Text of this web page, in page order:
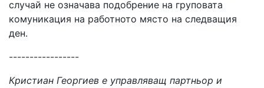
случай не означава подобрение на груповата
комуникация на работното място на следващия
ден.
-----------------
Кристиан Георгиев е управляващ партньор и